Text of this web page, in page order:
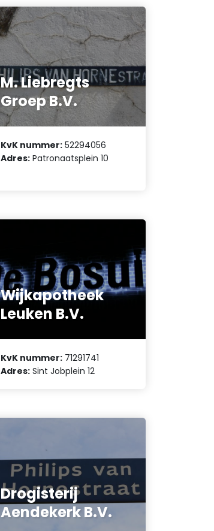
M. Liebregts
Groep B.V.
KvK nummer: 52294056
Adres: Patronaatsplein 10
Wijkapotheek
Leuken B.V.
KvK nummer: 71291741
Adres: Sint Jobplein 12
Drogisterij
Aendekerk B.V.